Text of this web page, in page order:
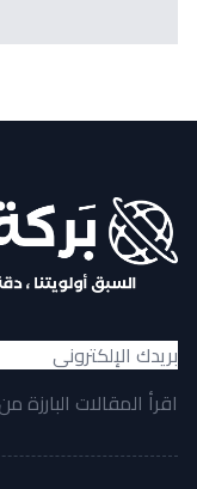
اقرأ المقالات البارزة